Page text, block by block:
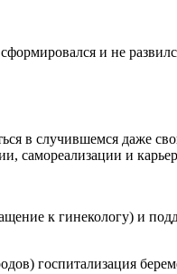
и не
в случившемся даже
самореализации и
к гинекологу) и
госпитализация